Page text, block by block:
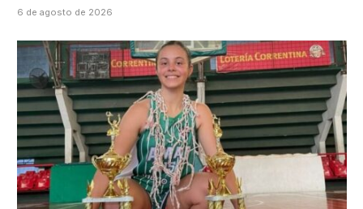
6 de agosto de 2026